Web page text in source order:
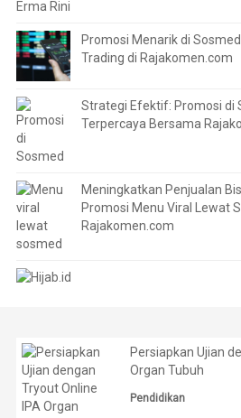
Promosi Menarik di
Trading di Rajakomen.com
Strategi Efektif: Promosi di
Terpercaya Bersama
Meningkatkan Penjualan
Promosi Menu Viral Lewat
Rajakomen.com
Persiapkan Ujian
Organ Tubuh
Pendidikan